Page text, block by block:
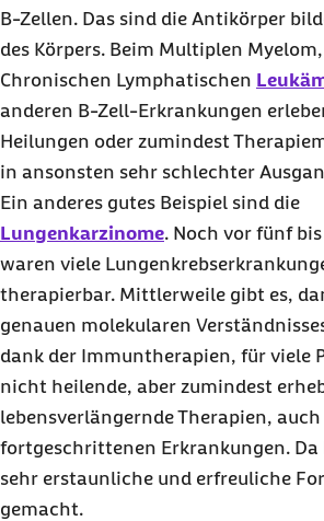
B-Zellen. Das sind die Antikörper
des Körpers. Beim Multiplen
Chronischen Lymphatischen
anderen B-Zell-Erkrankungen
Heilungen oder zumindest
in ansonsten sehr schlechter
Ein anderes gutes Beispiel sind die
Lungenkarzinome. Noch vor fünf
waren viele
therapierbar. Mittlerweile gibt es,
genauen molekularen
dank der Immuntherapien, für viele
nicht heilende, aber zumindest
lebensverlängernde Therapien, auch
fortgeschrittenen Erkrankungen.
sehr erstaunliche und erfreuliche
gemacht.